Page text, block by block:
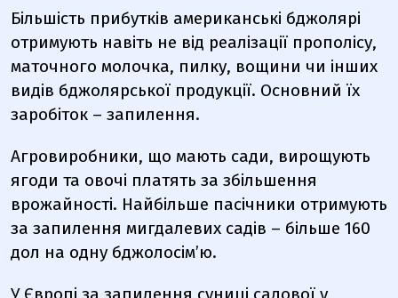
Більшість прибутків американські бджолярі
отримують навіть не від реалізації прополісу,
маточного молочка, пилку, вощини чи інших
видів бджолярської продукції. Основний їх
заробіток – запилення.
Агровиробники, що мають сади, вирощують
ягоди та овочі платять за збільшення
врожайності. Найбільше пасічники отримують
за запилення мигдалевих садів – більше 160
дол на одну бджолосім’ю.